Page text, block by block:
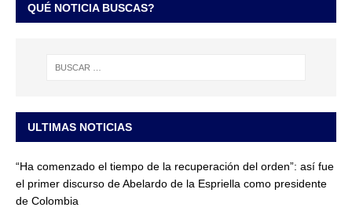
QUÉ NOTICIA BUSCAS?
ULTIMAS NOTICIAS
“Ha comenzado el tiempo de la recuperación del orden”: así fue
el primer discurso de Abelardo de la Espriella como presidente
de Colombia